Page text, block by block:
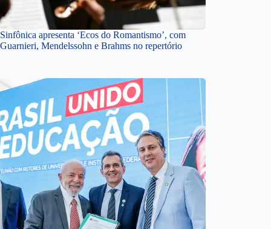
Sinfônica apresenta ‘Ecos do Romantismo’, com
Guarnieri, Mendelssohn e Brahms no repertório